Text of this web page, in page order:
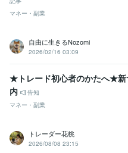
マネー・副業
自由に生きるNozomi
2026/02/16 03:09
★トレード初心者のかたへ★新
内
告知
マネー・副業
トレーダー花桃
2026/08/08 23:15